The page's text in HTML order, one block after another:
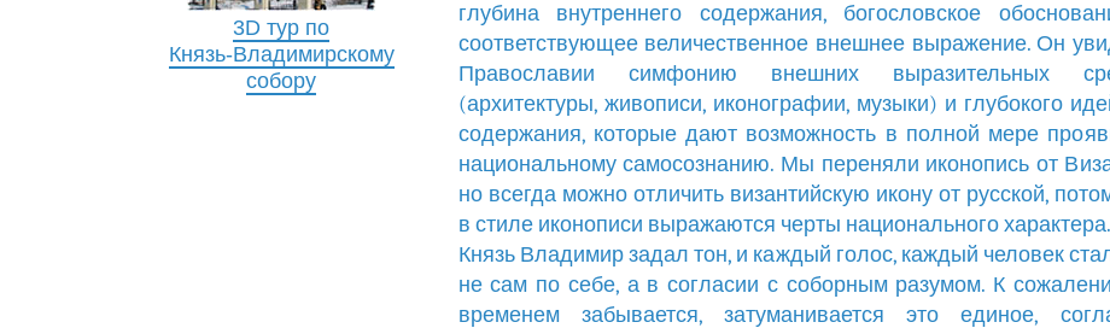
3D тур по
Князь-Владимирскому
собору
глубина внутреннего содержания, богословское
соответствующее величественное внешнее выражение. Он
Православии симфонию внешних выразительных
(архитектуры, живописи, иконографии, музыки) и глубокого
содержания, которые дают возможность в полной мере
национальному самосознанию. Мы переняли иконопись от
но всегда можно отличить византийскую икону от русской,
в стиле иконописи выражаются черты национального характера.
Князь Владимир задал тон, и каждый голос, каждый человек
не сам по себе, а в согласии с соборным разумом. К
временем забывается, затуманивается это единое,